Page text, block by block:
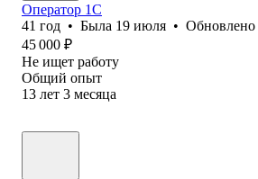
Оператор 1C
41 год • Была 19 июля • Обновлено
45 000 ₽
Не ищет работу
Общий опыт
13 лет 3 месяца